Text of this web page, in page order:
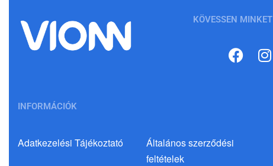
KÖVESSEN MINKET
INFORMÁCIÓK
Adatkezelési Tájékoztató
Általános szerződési
feltételek